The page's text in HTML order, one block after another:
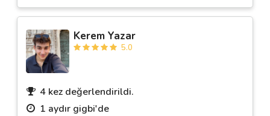
İletişim
Kariyer
Blog
Kerem Yazar
5.0
4 kez değerlendirildi.
1 aydır gigbi'de